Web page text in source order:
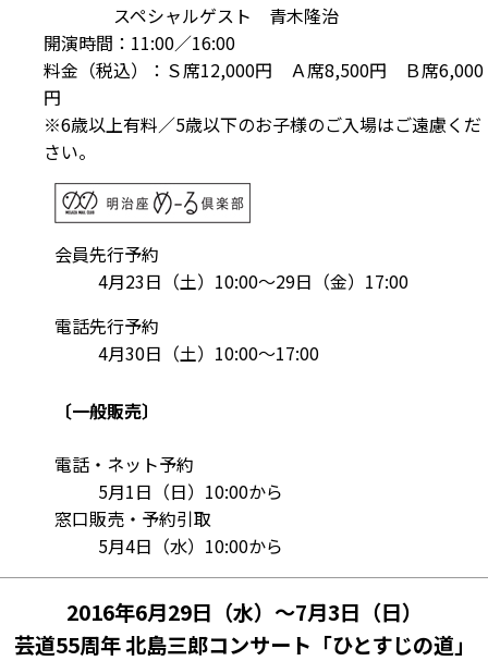
スペシャルゲスト 青木隆治
開演時間：11:00／16:00
料金（税込）：Ｓ席12,000円 Ａ席8,500円 Ｂ席6,000
円
※6歳以上有料／5歳以下のお子様のご入場はご遠慮くだ
さい。
会員先行予約
4月23日（土）10:00～29日（金）17:00
電話先行予約
4月30日（土）10:00～17:00
〔一般販売〕
電話・ネット予約
5月1日（日）10:00から
窓口販売・予約引取
5月4日（水）10:00から
2016年6月29日（水）～7月3日（日）
芸道55周年 北島三郎コンサート「ひとすじの道」